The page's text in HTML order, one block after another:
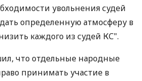
увольнения судей
определенную атмосферу в
каждого из судей КС".
что отдельные народные
принимать участие в